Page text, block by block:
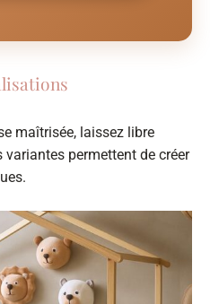
maîtrisée, laissez libre
permettent de créer